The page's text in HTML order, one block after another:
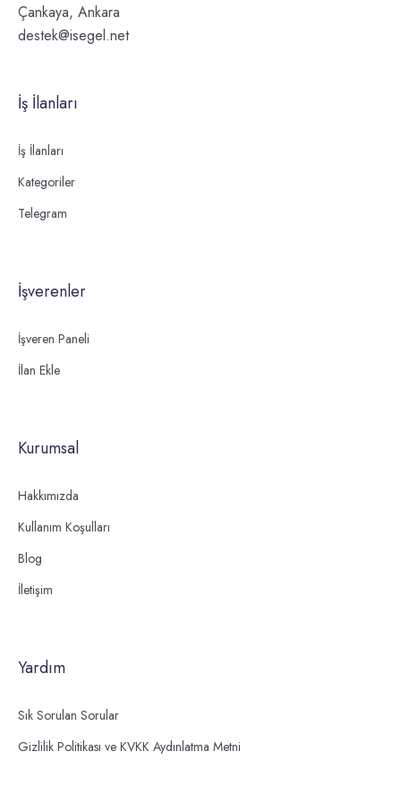
Çankaya, Ankara
destek@isegel.net
İş İlanları
İş İlanları
Kategoriler
Telegram
İşverenler
İşveren Paneli
İlan Ekle
Kurumsal
Hakkımızda
Kullanım Koşulları
Blog
İletişim
Yardım
Sık Sorulan Sorular
Gizlilik Politikası ve KVKK Aydınlatma Metni